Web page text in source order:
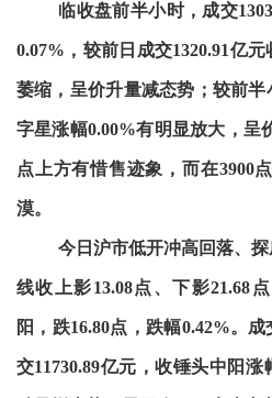
临收盘前半小时，成交
0.07%，较前日成交1320.91亿
萎缩，呈价升量减态势；较前半
字星涨幅0.00%有明显放大，呈
点上方有惜售迹象，而在3900
漠。
今日沪市低开冲高回落、
线收上影13.08点、下影21.68
阳，跌16.80点，跌幅0.42%。
交11730.89亿元，收锤头中阳